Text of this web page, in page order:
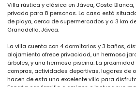
Villa rústica y clásica en Jávea, Costa
privada para 8 personas. La casa está
de playa, cerca de supermercados y a 3 km
Granadella, Jávea.
La villa cuenta con 4 dormitorios y 3 baños,
alojamiento ofrece privacidad, un hermoso
árboles, y una hermosa piscina. La
compras, actividades deportivas, lugares de
hacen de esta una excelente villa para